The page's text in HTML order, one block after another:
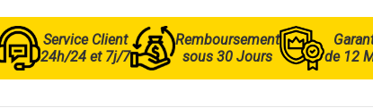
Service Client
24h/24 et 7j/7
Remboursement
sous 30 Jours
de 12